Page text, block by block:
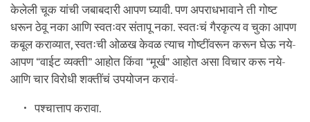
केलेली चूक यांची जबाबदारी आपण घ्यावी. पण अपराधभावाने ती गोष्ट
धरून ठेवू नका आणि स्वतःवर संतापू नका. स्वतःचं गैरकृत्य व चुका आपण
कबूल कराव्यात, स्वतःची ओळख केवळ त्याच गोष्टींवरून करून घेऊ नये-
आपण “वाईट व्यक्ती” आहोत किंवा “मूर्ख” आहोत असा विचार करू नये-
आणि चार विरोधी शक्तींचं उपयोजन करावं-
पश्चात्ताप करावा.